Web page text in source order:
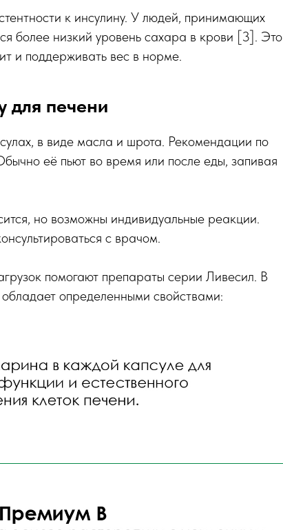
к инсулину. У людей, принимающих
более низкий уровень сахара в крови [3]. Это
и поддерживать вес в норме.
для печени
в виде масла и шрота. Рекомендации по
её пьют во время или после еды, запивая
но возможны индивидуальные реакции.
с врачом.
помогают препараты серии Ливесил. В
определенными свойствами: